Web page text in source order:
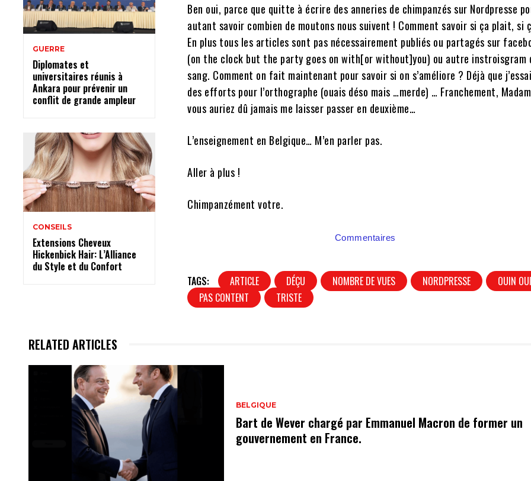
GUERRE
Diplomates et
universitaires réunis à
Ankara pour prévenir un
conflit de grande ampleur
CONSEILS
Extensions Cheveux
Hickenbick Hair: L’Alliance
du Style et du Confort
Ben oui, parce que quitte à écrire des anneries de chimpanzés sur Nordpresse
autant savoir combien de moutons nous suivent ! Comment savoir si ça plait, si
En plus tous les articles sont pas nécessairement publiés ou partagés sur
(on the clock but the party goes on with[or without]you) ou autre instroisgram
sang. Comment on fait maintenant pour savoir si on s’améliore ? Déjà que
des efforts pour l’orthographe (ouais déso mais …merde) … Franchement,
vous auriez dû jamais me laisser passer en deuxième…
L’enseignement en Belgique… M’en parler pas.
Aller à plus !
Chimpanzément votre.
Commentaires
TAGS: ARTICLE DÉÇU NOMBRE DE VUES NORDPRESSE
OUIN
PAS CONTENT
TRISTE
RELATED ARTICLES
BELGIQUE
Bart de Wever chargé par Emmanuel Macron de former un
gouvernement en France.